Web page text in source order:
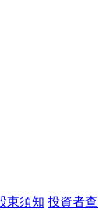
東須知 投資者查